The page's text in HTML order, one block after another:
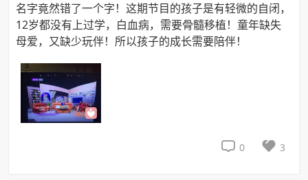
名字竟然错了一个字！这期节目的孩子是有轻微的自闭，
12岁都没有上过学，白血病，需要骨髓移植！童年缺失
母爱，又缺少玩伴！所以孩子的成长需要陪伴！
 0  3